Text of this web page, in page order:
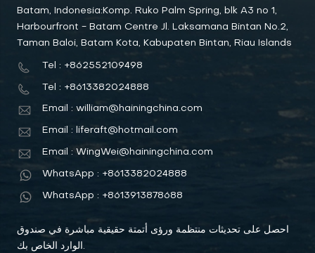
Batam, Indonesia:Komp. Ruko Palm Spring, blk A3 no 1,
Harbourfront - Batam Centre Jl. Laksamana Bintan No.2,
Taman Baloi, Batam Kota, Kabupaten Bintan, Riau Islands
Tel : +862552109498
Tel : +8613382024888
Email : william@hainingchina.com
Email : liferaft@hotmail.com
Email : WingWei@hainingchina.com
WhatsApp : +8613382024888
WhatsApp : +8613913878688
احصل على تحديثات منتظمة ورؤى أتمتة حقيقية مباشرة في صندوق
الوارد الخاص بك.